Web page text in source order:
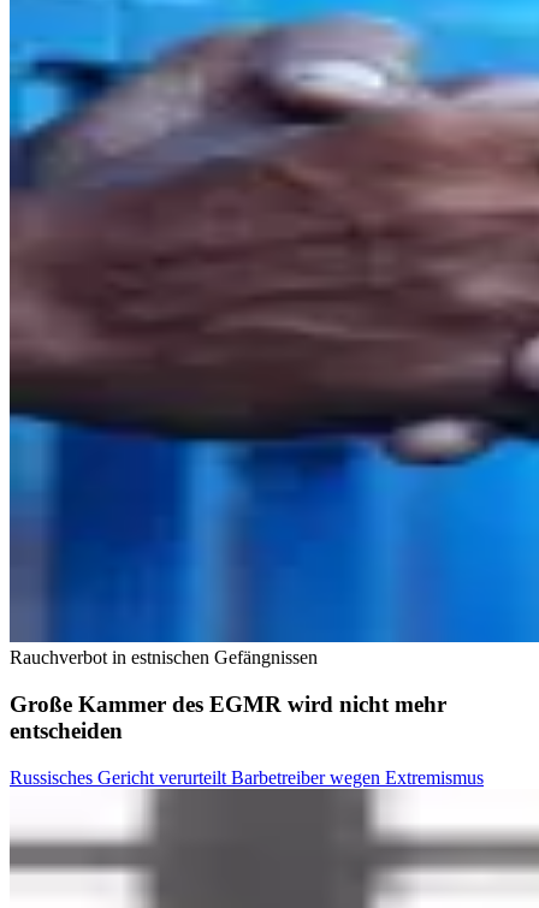
Rauchverbot in estnischen Gefängnissen
Große Kammer des EGMR wird nicht mehr
entscheiden
Russisches Gericht verurteilt Barbetreiber wegen Extremismus